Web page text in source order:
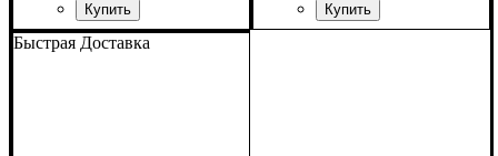
ширина, мм: 96
высота, мм: 145,5
глубина, мм: 6
Быстрая Доставка